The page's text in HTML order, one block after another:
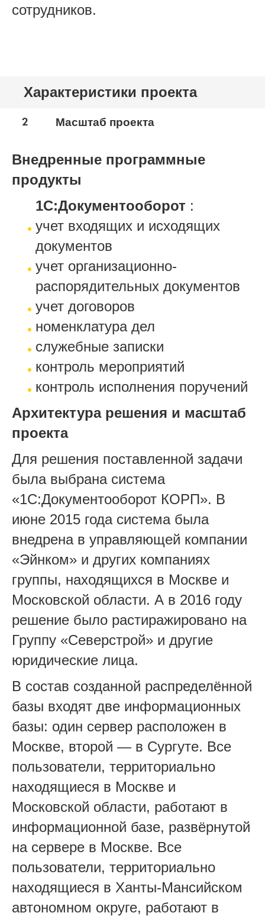
сотрудников.
Характеристики проекта
2 Масштаб проекта
Внедренные программные
продукты
1С:Документооборот :
учет входящих и исходящих
документов
учет организационно-
распорядительных документов
учет договоров
номенклатура дел
служебные записки
контроль мероприятий
контроль исполнения поручений
Архитектура решения и масштаб
проекта
Для решения поставленной задачи
была выбрана система
«1С:Документооборот КОРП». В
июне 2015 года система была
внедрена в управляющей компании
«Эйнком» и других компаниях
группы, находящихся в Москве и
Московской области. А в 2016 году
решение было растиражировано на
Группу «Северстрой» и другие
юридические лица.
В состав созданной распределённой
базы входят две информационных
базы: один сервер расположен в
Москве, второй — в Сургуте. Все
пользователи, территориально
находящиеся в Москве и
Московской области, работают в
информационной базе, развёрнутой
на сервере в Москве. Все
пользователи, территориально
находящиеся в Ханты-Мансийском
автономном округе, работают в